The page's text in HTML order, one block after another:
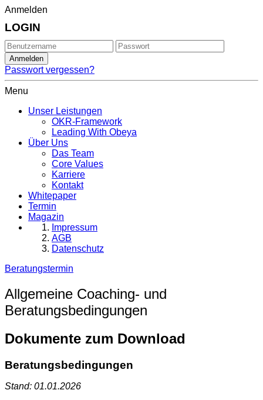
Anmelden
LOGIN
Passwort vergessen?
Menu
Unser Leistungen
OKR-Framework
Leading With Obeya
Über Uns
Das Team
Core Values
Karriere
Kontakt
Whitepaper
Termin
Magazin
Impressum
AGB
Datenschutz
Beratungstermin
Allgemeine Coaching- und
Beratungsbedingungen
Dokumente zum Download
Beratungsbedingungen
Stand: 01.01.2026